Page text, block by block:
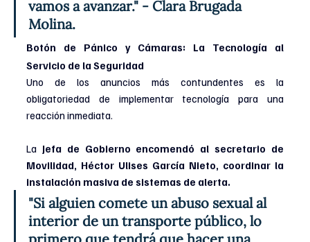
vamos a avanzar." - Clara Brugada
Molina.
Botón de Pánico y Cámaras: La Tecnología al
Servicio de la Seguridad
Uno de los anuncios más contundentes es la
obligatoriedad de implementar tecnología para una
reacción inmediata.
La Jefa de Gobierno encomendó al secretario de
Movilidad, Héctor Ulises García Nieto, coordinar la
instalación masiva de sistemas de alerta.
"Si alguien comete un abuso sexual al
interior de un transporte público, lo